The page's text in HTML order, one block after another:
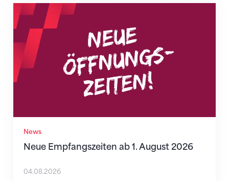
News
Neue Empfangszeiten ab 1. August 2026
Neue Empfangszeiten ab 1. August 2026
04.08.2026